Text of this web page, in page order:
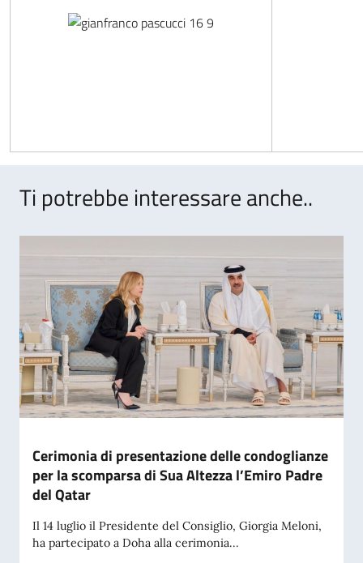
Ti potrebbe interessare anche..
Cerimonia di presentazione delle condoglianze
per la scomparsa di Sua Altezza l’Emiro Padre
del Qatar
Il 14 luglio il Presidente del Consiglio, Giorgia Meloni,
ha partecipato a Doha alla cerimonia...